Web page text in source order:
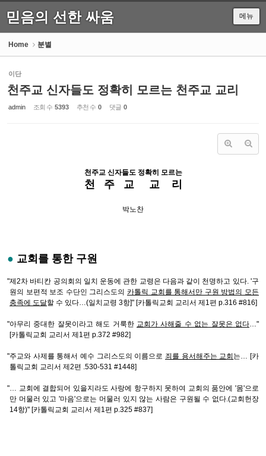
믿음의 선한 싸움 메뉴
Home 분별
이단
천주교 신자들도 정확히 모르는 천주교 교리
admin 조회 수 5393 추천 수 0 댓글 0
천주교 신자들도 정확히 모르는
천 주 교 교 리
박노찬
● 교회를 통한 구원
"제2차 바티칸 공의회의 일치 운동에 관한 교령은 다음과 같이 천명하고 있다. '구
원의 보편적 보조 수단인 그리스도의 카톨릭 교회를 통해서만 구원 방법의 모든
충족에 도달할 수 있다…(일치교령 3항]" [카톨릭교회 교리서 제1편 p.316 #816]
"아무리 중대한 잘못이라고 해도 거룩한 교회가 사해줄 수 없는 잘못은 없다…"
[카톨릭교회 교리서 제1편 p.372 #982]
"주교와 사제를 통해서 예수 그리스도의 이름으로 죄를 용서해주는 교회 는… [카
톨릭교회 교리서 제2편 .530-531 #1448]
"… 교회에 결합되어 있을지라도 사랑에 항구하지 못하여 교회의 품안에 '몸'으로
만 머물러 있고 '마음'으로는 머물러 있지 않는 사람은 구원될 수 없다.(교회헌장
14항)" [카톨릭교회 교리서 제1편 p.325 #837]
Sketchbook5, 스케치북5